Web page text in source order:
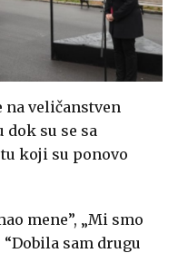
na veličanstven
su se sa
koji su ponovo
mene”, „Mi smo
“Dobila sam drugu